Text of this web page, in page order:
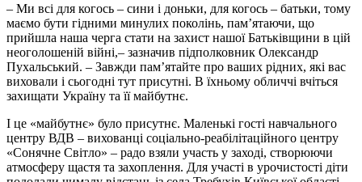
– Ми всі для когось – сини і доньки, для когось – батьки, тому
маємо бути гідними минулих поколінь, пам’ятаючи, що
прийшла наша черга стати на захист нашої Батьківщини в цій
неоголошеній війні,– зазначив підполковник Олександр
Пухальський. – Завжди пам’ятайте про ваших рідних, які вас
виховали і сьогодні тут присутні. В їхньому обличчі вчіться
захищати Україну та її майбутнє.
І це «майбутнє» було присутнє. Маленькі гості навчального
центру ВДВ – вихованці соціально-реабілітаційного центру
«Сонячне Світло» – радо взяли участь у заході, створюючи
атмосферу щастя та захоплення. Для участі в урочистості діти